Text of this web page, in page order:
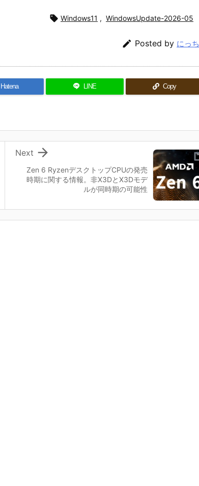
 Windows11 , WindowsUpdate-2026-05
 Posted by にっち
Hatena LINE Copy
Zen 6 RyzenデスクトップCPUの発売
時期に関する情報。非X3DとX3Dモデ
ルが同時期の可能性

Next